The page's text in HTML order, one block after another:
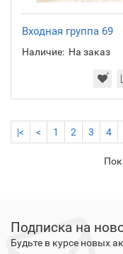
Входная группа 69
Наличие: На заказ
|< < 1 2 3 4
Подписка на
Будьте в курсе новых